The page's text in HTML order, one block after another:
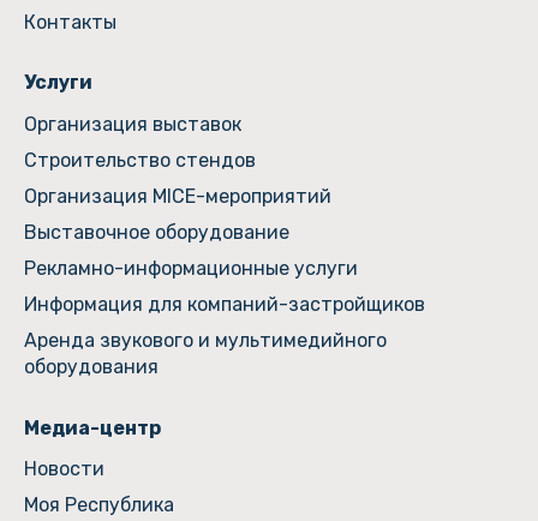
Контакты
Услуги
Организация выставок
Строительство стендов
Организация MICE-мероприятий
Выставочное оборудование
Рекламно-информационные услуги
Информация для компаний-застройщиков
Аренда звукового и мультимедийного
оборудования
Медиа-центр
Новости
Моя Республика